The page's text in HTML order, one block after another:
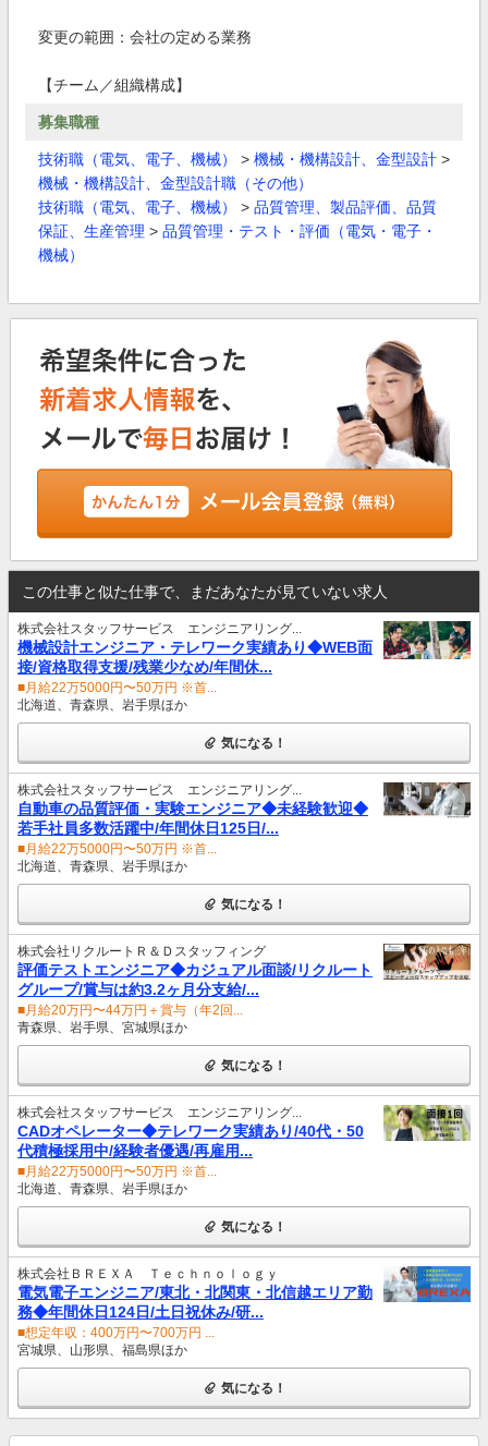
変更の範囲：会社の定める業務
【チーム／組織構成】
募集職種
技術職（電気、電子、機械） > 機械・機構設計、金型設計 >
機械・機構設計、金型設計職（その他）
技術職（電気、電子、機械）
> 品質管理、製品評価、品質
保証、生産管理 > 品質管理・テスト・評価（電気・電子・
機械）
この仕事と似た仕事で、まだあなたが見ていない求人
株式会社スタッフサービス エンジニアリング...
機械設計エンジニア・テレワーク実績あり◆WEB面
接/資格取得支援/残業少なめ/年間休...
■月給22万5000円〜50万円 ※首...
北海道、青森県、岩手県ほか
気になる！
株式会社スタッフサービス エンジニアリング...
自動車の品質評価・実験エンジニア◆未経験歓迎◆
若手社員多数活躍中/年間休日125日/...
■月給22万5000円〜50万円 ※首...
北海道、青森県、岩手県ほか
気になる！
株式会社リクルートＲ＆Ｄスタッフィング
評価テストエンジニア◆カジュアル面談/リクルート
グループ/賞与は約3.2ヶ月分支給/...
■月給20万円〜44万円＋賞与（年2回...
青森県、岩手県、宮城県ほか
気になる！
株式会社スタッフサービス エンジニアリング...
CADオペレーター◆テレワーク実績あり/40代・50
代積極採用中/経験者優遇/再雇用...
■月給22万5000円〜50万円 ※首...
北海道、青森県、岩手県ほか
気になる！
株式会社ＢＲＥＸＡ Ｔｅｃｈｎｏｌｏｇｙ
電気電子エンジニア/東北・北関東・北信越エリア勤
務◆年間休日124日/土日祝休み/研...
■想定年収：400万円〜700万円 ...
宮城県、山形県、福島県ほか
気になる！